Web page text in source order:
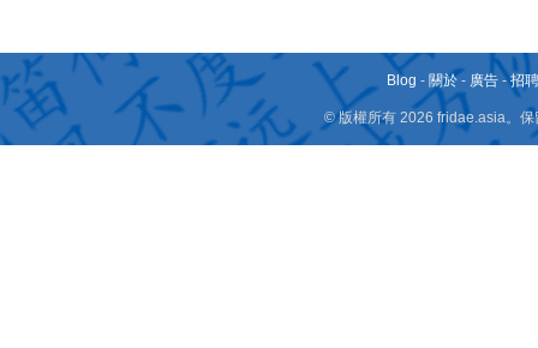
Blog - 關於 - 廣告 -招
© 版權所有 2026 fridae.asia。